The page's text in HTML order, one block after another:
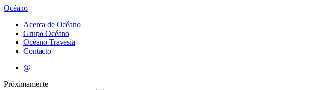
Océano
Acerca de Océano
Grupo Océano
Océano Travesía
Contacto
@
Próximamente